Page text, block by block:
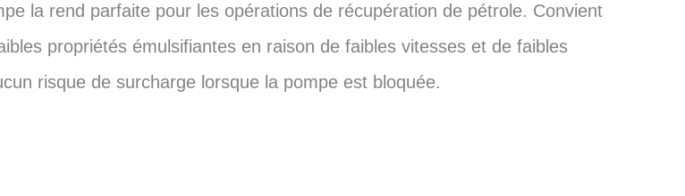
la rend parfaite pour les opérations de récupération de pétrole. Convient
propriétés émulsifiantes en raison de faibles vitesses et de faibles
risque de surcharge lorsque la pompe est bloquée.